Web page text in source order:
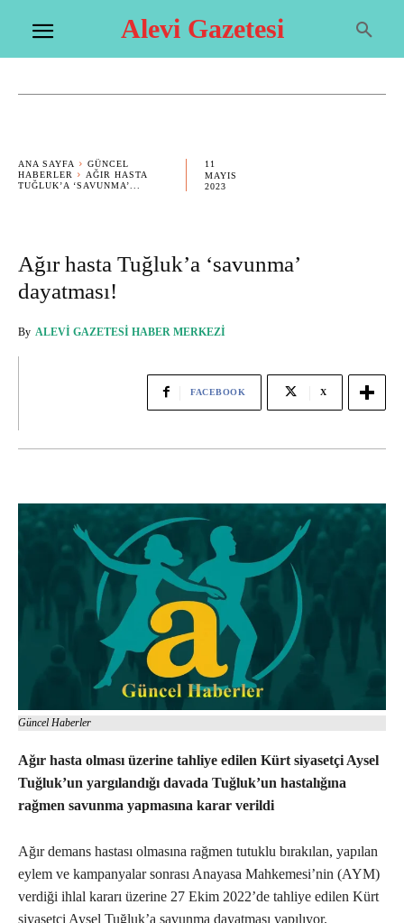
Alevi Gazetesi
ANA SAYFA
GÜNCEL
HABERLER
AĞIR HASTA
TUĞLUK’A ‘SAVUNMA’...
11
MAYIS
2023
Ağır hasta Tuğluk’a ‘savunma’
dayatması!
By ALEVI GAZETESI HABER MERKEZI
FACEBOOK X
Güncel Haberler
Ağır hasta olması üzerine tahliye edilen Kürt siyasetçi Aysel
Tuğluk’un yargılandığı davada Tuğluk’un hastalığına
rağmen savunma yapmasına karar verildi
Ağır demans hastası olmasına rağmen tutuklu bırakılan, yapılan
eylem ve kampanyalar sonrası Anayasa Mahkemesi’nin (AYM)
verdiği ihlal kararı üzerine 27 Ekim 2022’de tahliye edilen Kürt
siyasetçi Aysel Tuğluk’a savunma dayatması yapılıyor.